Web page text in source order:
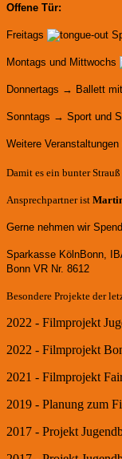
Offene Tür:
Freitags
Montags und Mittwochs
Donnertags → Ballett
Sonntags → Sport und
Weitere
Damit es ein bunter
Ansprechpartner ist
Gerne nehmen wir
Sparkasse KölnBonn,
Bonn VR Nr. 8612
Besondere Projekte der
2022 - Filmprojekt
2022 - Filmprojekt
2021 - Filmprojekt
2019 - Planung zum
2017 - Projekt